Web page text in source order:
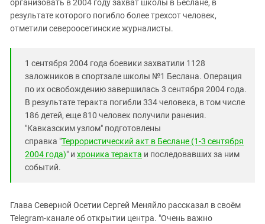
организовать в 2004 году захват школы в Беслане, в
результате которого погибло более трехсот человек,
отметили североосетинские журналисты.
1 сентября 2004 года боевики захватили 1128
заложников в спортзале школы №1 Беслана. Операция
по их освобождению завершилась 3 сентября 2004 года.
В результате теракта погибли 334 человека, в том числе
186 детей, еще 810 человек получили ранения.
"Кавказским узлом" подготовлены
справка "Террористический акт в Беслане (1-3 сентября
2004 года)" и хроника теракта и последовавших за ним
событий.
Глава Северной Осетии Сергей Меняйло рассказал в своём
Telegram-канале об открытии центра. "Очень важно